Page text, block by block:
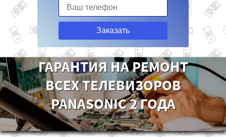
Заказать
ГАРАНТИЯ НА РЕМОНТ
ВСЕХ ТЕЛЕВИЗОРОВ
PANASONIC 2 ГОДА